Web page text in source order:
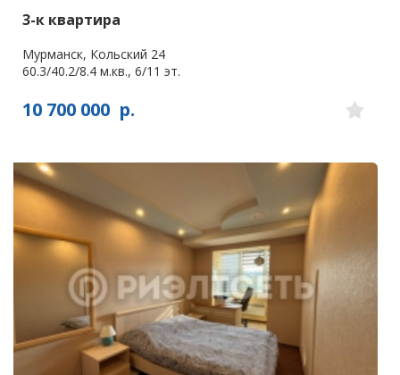
3-к квартира
Мурманск, Кольский 24
60.3/40.2/8.4 м.кв., 6/11 эт.
10 700 000 р.